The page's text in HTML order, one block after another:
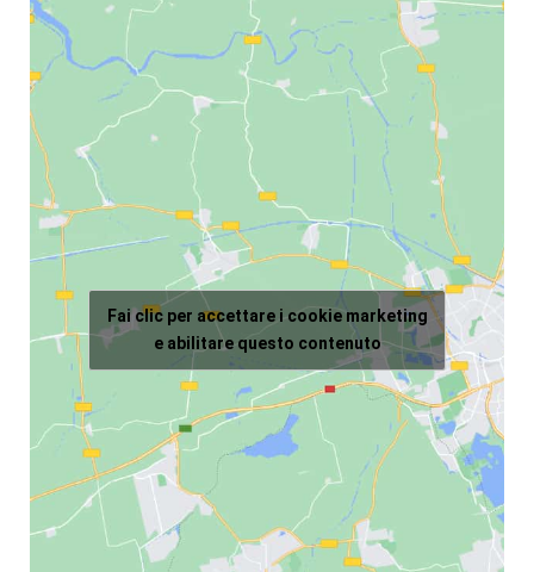
Fai clic per accettare i cookie marketing
e abilitare questo contenuto